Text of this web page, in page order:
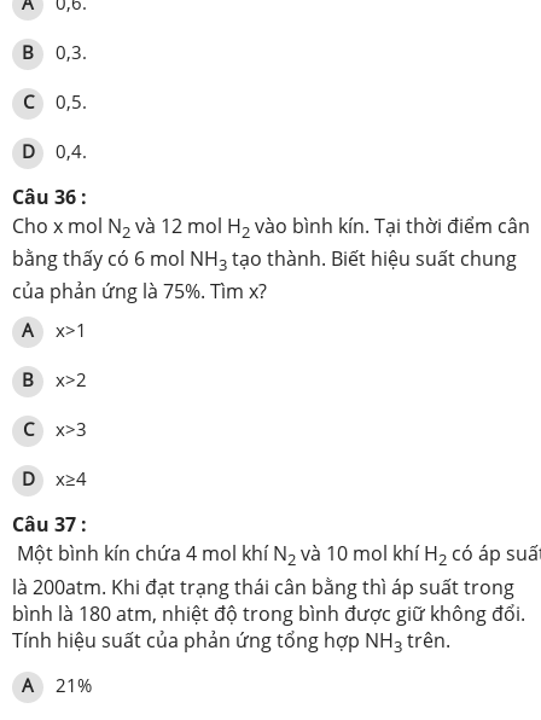
B 0,3.
C 0,5.
D 0,4.
Câu 36 :
Cho x mol N2 và 12 mol H2 vào bình kín. Tại thời điểm cân
bằng thấy có 6 mol NH3 tạo thành. Biết hiệu suất chung
của phản ứng là 75%. Tìm x?
A x>1
B x>2
C x>3
D x≥4
Câu 37 :
Một bình kín chứa 4 mol khí N2 và 10 mol khí H2 có áp
là 200atm. Khi đạt trạng thái cân bằng thì áp suất trong
bình là 180 atm, nhiệt độ trong bình được giữ không đổi.
Tính hiệu suất của phản ứng tổng hợp NH3 trên.
A 21%